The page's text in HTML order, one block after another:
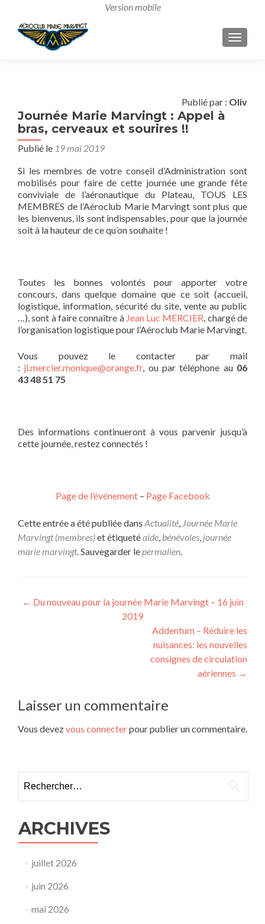
Publié par : Oliv
Journée Marie Marvingt : Appel à
bras, cerveaux et sourires !!
Publié le 19 mai 2019
Si les membres de votre conseil d’Administration sont
mobilisés pour faire de cette journée une grande fête
conviviale de l’aéronautique du Plateau, TOUS LES
MEMBRES de l’Aéroclub Marie Marvingt sont plus que
les bienvenus, ils sont indispensables, pour que la journée
soit à la hauteur de ce qu’on souhaite !
Toutes les bonnes volontés pour apporter votre
concours, dans quelque domaine que ce soit (accueil,
logistique, information, sécurité du site, vente au public
…), sont à faire connaître à Jean Luc MERCIER, chargé de
l’organisation logistique pour l’Aéroclub Marie Marvingt.
Vous pouvez le contacter par mail
: jl.mercier.monique@orange.fr, ou par téléphone au 06
43 48 51 75
Des informations continueront à vous parvenir jusqu’à
cette journée, restez connectés !
Page de l’événement– Page Facebook
Cette entrée a été publiée dans Actualité, Journée Marie
Marvingt (membres)et étiquetéaide, bénévoles, journée
marie marvingt. Sauvegarder lepermalien.
Navigation
← Du nouveau pour la journée Marie Marvingt – 16 juin
2019
Addentum – Réduire les
nuisances: les nouvelles
consignes de circulation
aériennes →
Laisser un commentaire
Vous devezvous connecterpour publier un commentaire.
ARCHIVES
juillet 2026
juin 2026
mai 2026